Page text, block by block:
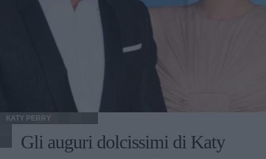
KATY PERRY
Gli auguri dolcissimi di Katy